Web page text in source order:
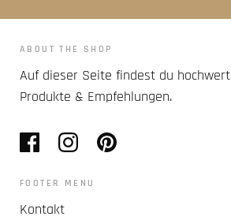
ABOUT THE SHOP
Auf dieser Seite findest du
Produkte & Empfehlungen.
FOOTER MENU
Kontakt